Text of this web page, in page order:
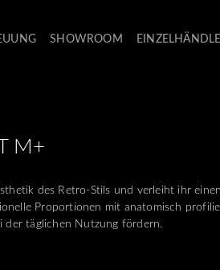
SHOWROOM
M+
des Retro-Stils und verleiht ihr einen
Proportionen mit anatomisch
der täglichen Nutzung fördern.